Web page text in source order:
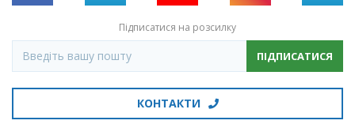
Підписатися на розсилку
ПІДПИСАТИСЯ
КОНТАКТИ